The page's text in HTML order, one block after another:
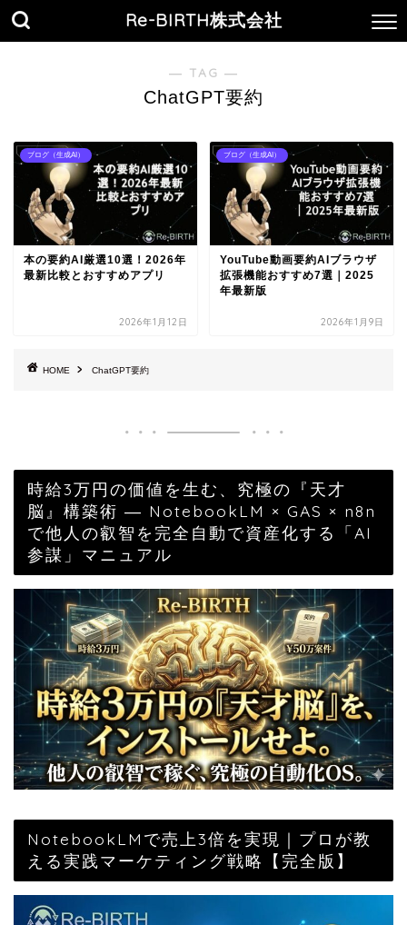
Re-BIRTH株式会社
― TAG ―
ChatGPT要約
ブログ（生成AI）
本の要約AI厳選10選！2026年
最新比較とおすすめアプリ
2026年1月12日
ブログ（生成AI）
YouTube動画要約AIブラウザ
拡張機能おすすめ7選｜2025
年最新版
2026年1月9日
HOME ChatGPT要約
時給3万円の価値を生む、究極の『天才
脳』構築術 ― NotebookLM × GAS × n8n
で他人の叡智を完全自動で資産化する「AI
参謀」マニュアル
NotebookLMで売上3倍を実現｜プロが教
える実践マーケティング戦略【完全版】